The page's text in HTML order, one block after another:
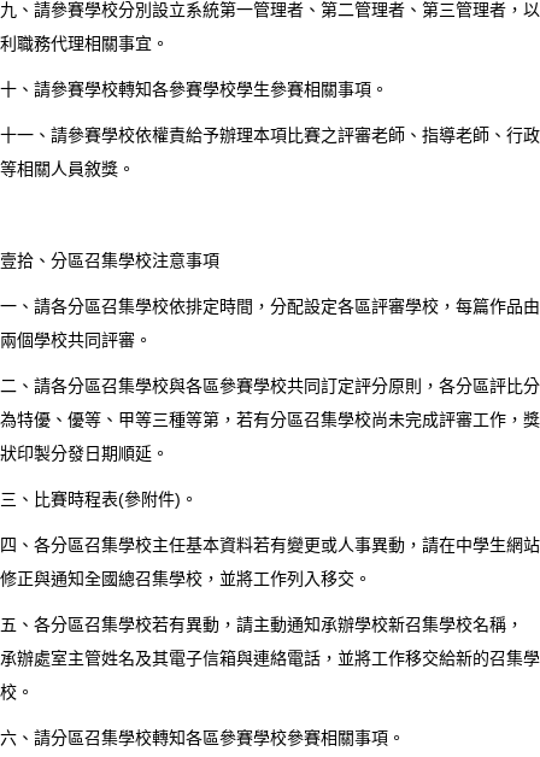
九、請參賽學校分別設立系統第一管理者、第二管理者、第三管理者，以
利職務代理相關事宜。
十、請參賽學校轉知各參賽學校學生參賽相關事項。
十一、請參賽學校依權責給予辦理本項比賽之評審老師、指導老師、行政
等相關人員敘獎。
壹拾、分區召集學校注意事項
一、請各分區召集學校依排定時間，分配設定各區評審學校，每篇作品由
兩個學校共同評審。
二、請各分區召集學校與各區參賽學校共同訂定評分原則，各分區評比分
為特優、優等、甲等三種等第，若有分區召集學校尚未完成評審工作，獎
狀印製分發日期順延。
三、比賽時程表(參附件)。
四、各分區召集學校主任基本資料若有變更或人事異動，請在中學生網站
修正與通知全國總召集學校，並將工作列入移交。
五、各分區召集學校若有異動，請主動通知承辦學校新召集學校名稱，
承辦處室主管姓名及其電子信箱與連絡電話，並將工作移交給新的召集學
校。
六、請分區召集學校轉知各區參賽學校參賽相關事項。